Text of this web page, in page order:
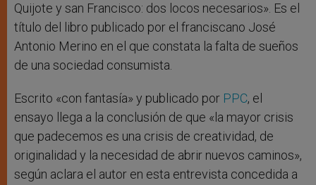
Quijote y san Francisco: dos locos necesarios». Es el
título del libro publicado por el franciscano José
Antonio Merino en el que constata la falta de sueños
de una sociedad consumista.
Escrito «con fantasía» y publicado por PPC, el
ensayo llega a la conclusión de que «la mayor crisis
que padecemos es una crisis de creatividad, de
originalidad y la necesidad de abrir nuevos caminos»,
según aclara el autor en esta entrevista concedida a